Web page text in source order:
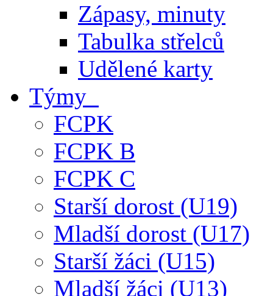
Zápasy, minuty
Tabulka střelců
Udělené karty
Týmy
FCPK
FCPK B
FCPK C
Starší dorost (U19)
Mladší dorost (U17)
Starší žáci (U15)
Mladší žáci (U13)